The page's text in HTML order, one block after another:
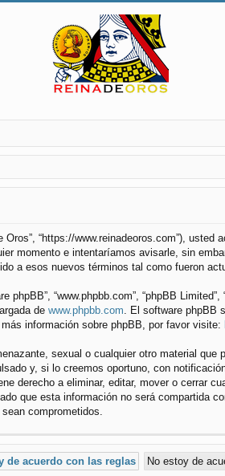
Oros”, “https://www.reinadeoros.com”),
momento e intentaríamos avisarle, sin
a esos nuevos términos tal como fueron
“www.phpbb.com”, “phpBB
de www.phpbb.com . El software
información sobre phpBB, por favor visite:
sexual o cualquier otro material
y, si lo creemos oportuno, con
derecho a eliminar, editar, mover o cerrar
que esta información no será compartida
comprometidos.